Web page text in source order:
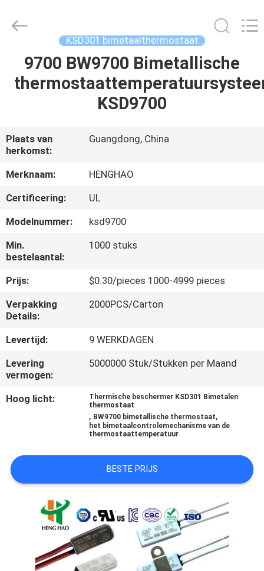
THUIS
VR-
SHOW
OVER
ONS
FABRIEKSREIS
KWALITEITSCONTROLE
ONS
NIEUWS
SITEMAP
PRIVACY
Reserved.
KSD301 bimetaalthermostaat
9700 BW9700 Bimetallische
KSD9700
Plaats van
herkomst:
Guangdong, China
Merknaam:
HENGHAO
Certificering:
UL
Modelnummer:
ksd9700
Min.
bestelaantal:
1000 stuks
Prijs:
$0.30/pieces 1000-4999 pieces
Verpakking
Details:
2000PCS/Carton
Levertijd:
9 WERKDAGEN
Levering
vermogen:
5000000 Stuk/Stukken per Maand
Hoog licht:
Thermische beschermer KSD301 Bimetalen
thermostaat
, BW9700 bimetallische thermostaat,
het bimetaalcontrolemechanisme van de
thermostaattemperatuur
BESTE PRIJS